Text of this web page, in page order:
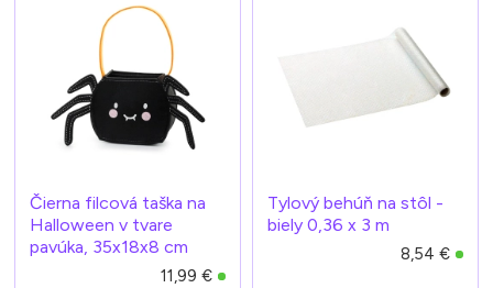
Čierna filcová taška na
Halloween v tvare
pavúka, 35x18x8 cm
11,99 €
Tylový behúň na stôl -
biely 0,36 x 3 m
8,54 €